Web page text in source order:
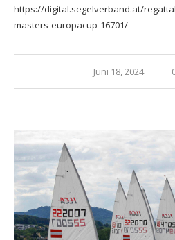
https://digital.segelverband.at/
masters-europacup-16701/
Juni 18, 2024